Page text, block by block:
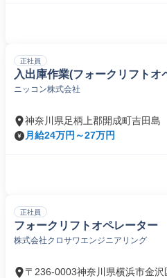
正社員
入出庫作業(フォークリフトオ
ニッコン株式会社
神奈川県足柄上郡開成町吉田島
月給24万円～27万円
正社員
フォークリフトオペレーター
株式会社クロサワエンジニアリング
〒236-0003神奈川県横浜市金沢